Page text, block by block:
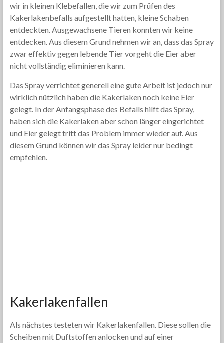
wir in kleinen Klebefallen, die wir zum Prüfen des
Kakerlakenbefalls aufgestellt hatten, kleine Schaben
entdeckten. Ausgewachsene Tieren konnten wir keine
entdecken. Aus diesem Grund nehmen wir an, dass das Spray
zwar effektiv gegen lebende Tier vorgeht die Eier aber
nicht vollständig eliminieren kann.
Das Spray verrichtet generell eine gute Arbeit ist jedoch nur
wirklich nützlich haben die Kakerlaken noch keine Eier
gelegt. In der Anfangsphase des Befalls hilft das Spray,
haben sich die Kakerlaken aber schon länger eingerichtet
und Eier gelegt tritt das Problem immer wieder auf. Aus
diesem Grund können wir das Spray leider nur bedingt
empfehlen.
Kakerlakenfallen
Als nächstes testeten wir Kakerlakenfallen. Diese sollen die
Scheiben mit Duftstoffen anlocken und auf einer